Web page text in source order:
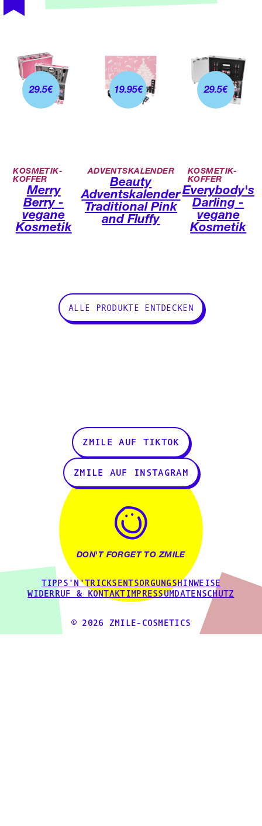
KOSMETIK-
KOFFER
Merry
Berry -
vegane
Kosmetik
29.5€
ADVENTSKALENDER
Beauty
Adventskalender
Traditional Pink
and Fluffy
19.95€
KOSMETIK-
KOFFER
Everybody's
Darling -
vegane
Kosmetik
29.5€
ALLE PRODUKTE ENTDECKEN
ZMILE AUF TIKTOK
ZMILE AUF INSTAGRAM
TIPPS'N'TRICKS ENTSORGUNGSHINWEISE
WIDERRUF & KONTAKT
IMPRESSUM DATENSCHUTZ
DON'T FORGET TO ZMILE
© 2026 ZMILE-COSMETICS